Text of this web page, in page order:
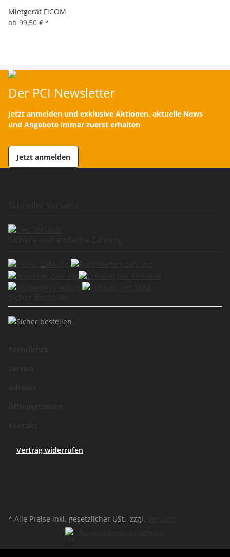
Mietgerät FiCOM
ab 99,50 € *
Der PCI Newsletter
Jetzt anmelden und exklusive Aktionen, aktuelle News
und Angebote immer zuerst erhalten
Jetzt anmelden
Vertrag widerrufen
* Alle Preise inkl. gesetzlicher USt., zzgl.